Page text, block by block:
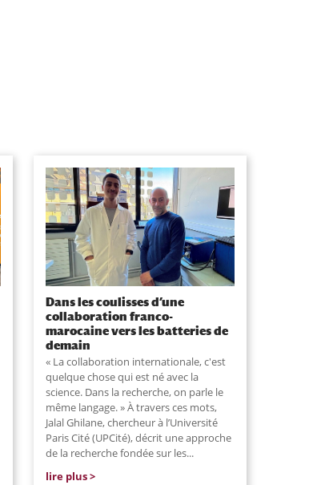
Dans les coulisses d’une
collaboration franco-
marocaine vers les batteries de
demain
« La collaboration internationale, c'est
quelque chose qui est né avec la
science. Dans la recherche, on parle le
même langage. » À travers ces mots,
Jalal Ghilane, chercheur à l’Université
Paris Cité (UPCité), décrit une approche
de la recherche fondée sur les...
lire plus